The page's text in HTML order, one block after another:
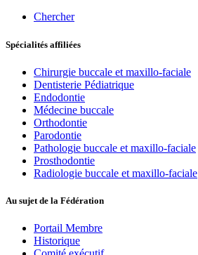
Chercher
Spécialités affiliées
Chirurgie buccale et maxillo-faciale
Dentisterie Pédiatrique
Endodontie
Médecine buccale
Orthodontie
Parodontie
Pathologie buccale et maxillo-faciale
Prosthodontie
Radiologie buccale et maxillo-faciale
Au sujet de la Fédération
Portail Membre
Historique